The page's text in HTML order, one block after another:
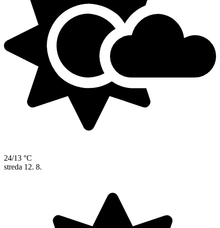
24/13 °C
streda 12. 8.